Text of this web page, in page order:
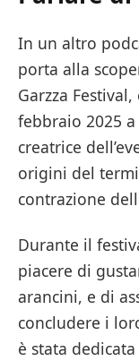
In un altro
porta alla
Garzza
febbraio 2025
creatrice
origini del
contrazione
Durante il
piacere di
arancini, e di
concludere i
è stata